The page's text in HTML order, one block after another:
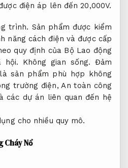
điện áp lên đến 20,000V.
trình. Sản phẩm được kiểm
năng cách điện và được cấp
quy định của Bộ Lao động
hội. Không gian sống. Đảm
sản phẩm phù hợp không
trường điện,An toàn công
các dự án liên quan đến hệ
cho nhiều quy mô.
Cháy Nổ